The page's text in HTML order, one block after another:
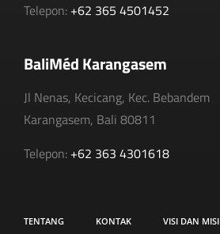
Telepon: +62 365 4501452
BaliMéd Karangasem
Jl Nenas, Kecicang, Kec. Bebandem
Karangasem, Bali 80811
Telepon: +62 363 4301618
TENTANG KONTAK VISI DAN MISI